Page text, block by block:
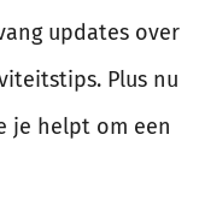
updates over
Plus nu
je helpt om een